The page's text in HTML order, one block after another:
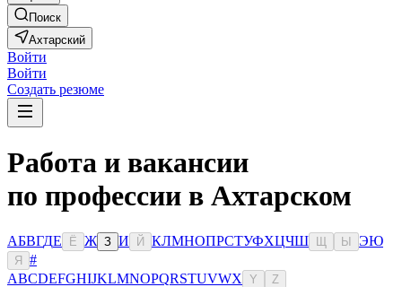
Поиск
Ахтарский
Войти
Войти
Создать резюме
Работа и вакансии
по профессии в Ахтарском
АБВГДЕ Ё Ж З И Й КЛМНОПРСТУФХЦЧШ Ы ЭЮ
Я
#
ABCDEFGHIJKLMNOPQRSTUVWX Y Z